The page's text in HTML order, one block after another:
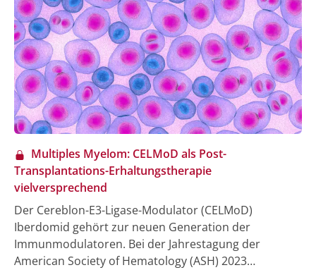
Multiples Myelom: CELMoD als Post-
Transplantations-Erhaltungstherapie
vielversprechend
Der Cereblon-E3-Ligase-Modulator (CELMoD)
Iberdomid gehört zur neuen Generation der
Immunmodulatoren. Bei der Jahrestagung der
American Society of Hematology (ASH) 2023